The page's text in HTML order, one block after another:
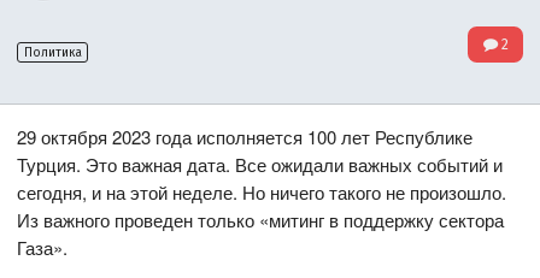
Политика 2
29 октября 2023 года исполняется 100 лет Республике
Турция. Это важная дата. Все ожидали важных событий и
сегодня, и на этой неделе. Но ничего такого не произошло.
Из важного проведен только «митинг в поддержку сектора
Газа».